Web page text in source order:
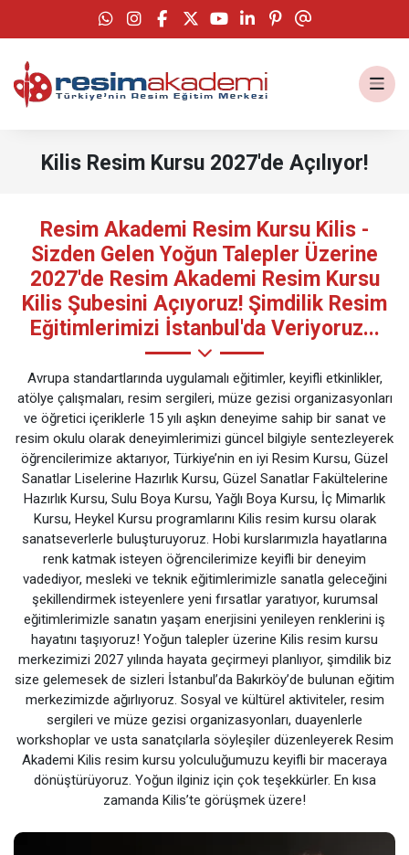
kilis resim kursu
Kilis Resim Kursu 2027'de Açılıyor!
Resim Akademi Resim Kursu Kilis -
Sizden Gelen Yoğun Talepler Üzerine
2027'de Resim Akademi Resim Kursu
Kilis Şubesini Açıyoruz! Şimdilik Resim
Eğitimlerimizi İstanbul'da Veriyoruz...
Avrupa standartlarında uygulamalı eğitimler, keyifli etkinlikler,
atölye çalışmaları, resim sergileri, müze gezisi organizasyonları
ve öğretici içeriklerle 15 yılı aşkın deneyime sahip bir sanat ve
resim okulu olarak deneyimlerimizi güncel bilgiyle sentezleyerek
öğrencilerimize aktarıyor, Türkiye’nin en iyi Resim Kursu, Güzel
Sanatlar Liselerine Hazırlık Kursu, Güzel Sanatlar Fakültelerine
Hazırlık Kursu, Sulu Boya Kursu, Yağlı Boya Kursu, İç Mimarlık
Kursu, Heykel Kursu programlarını Kilis resim kursu olarak
sanatseverlerle buluşturuyoruz. Hobi kurslarımızla hayatlarına
renk katmak isteyen öğrencilerimize keyifli bir deneyim
vadediyor, mesleki ve teknik eğitimlerimizle sanatla geleceğini
şekillendirmek isteyenlere yeni fırsatlar yaratıyor, kurumsal
eğitimlerimizle sanatın yaşam enerjisini yenileyen renklerini iş
hayatını taşıyoruz! Yoğun talepler üzerine Kilis resim kursu
merkezimizi 2027 yılında hayata geçirmeyi planlıyor, şimdilik biz
size gelemesek de sizleri İstanbul’da Bakırköy’de bulunan eğitim
merkezimizde ağırlıyoruz. Sosyal ve kültürel aktiviteler, resim
sergileri ve müze gezisi organizasyonları, duayenlerle
workshoplar ve usta sanatçılarla söyleşiler düzenleyerek Resim
Akademi Kilis resim kursu yolculuğumuzu keyifli bir maceraya
dönüştürüyoruz. Yoğun ilginiz için çok teşekkürler. En kısa
zamanda Kilis’te görüşmek üzere!